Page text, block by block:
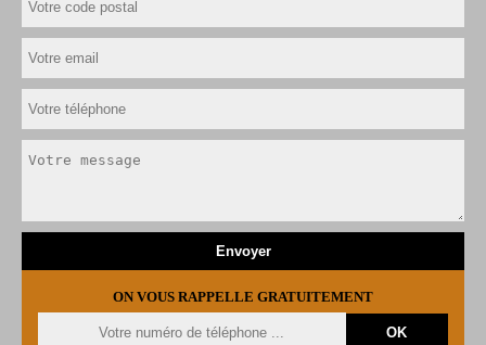
ON VOUS RAPPELLE GRATUITEMENT